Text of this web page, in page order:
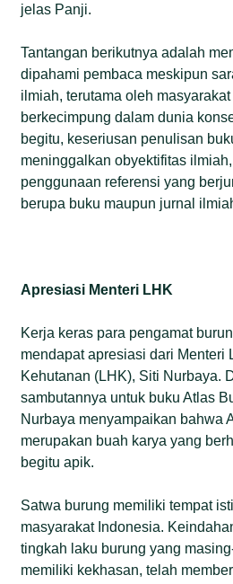
jelas Panji.
Tantangan berikutnya adalah
dipahami pembaca meskipun
ilmiah, terutama oleh
berkecimpung dalam dunia
begitu, keseriusan penulisan
meninggalkan obyektifitas
penggunaan referensi yang
berupa buku maupun jurnal
Apresiasi Menteri LHK
Kerja keras para pengamat
mendapat apresiasi dari Menteri
Kehutanan (LHK), Siti Nurbaya.
sambutannya untuk buku Atlas
Nurbaya menyampaikan bahwa
merupakan buah karya yang
begitu apik.
Satwa burung memiliki tempat
masyarakat Indonesia.
tingkah laku burung yang
memiliki kekhasan, telah